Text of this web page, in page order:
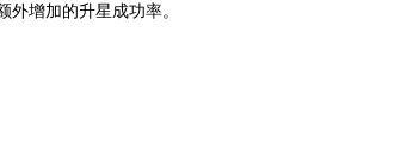
增加的升星成功率。